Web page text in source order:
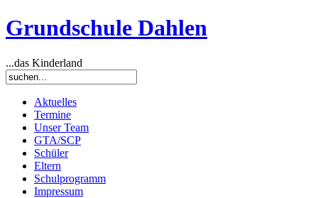
Grundschule Dahlen
...das Kinderland
Aktuelles
Termine
Unser Team
GTA/SCP
Schüler
Eltern
Schulprogramm
Impressum